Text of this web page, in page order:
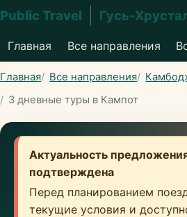
Public Travel Гусь-
Главная Все направления
Главная Все направления
3 дневные туры в Кампот
Актуальность
подтверждена
Перед планированием
текущие условия и